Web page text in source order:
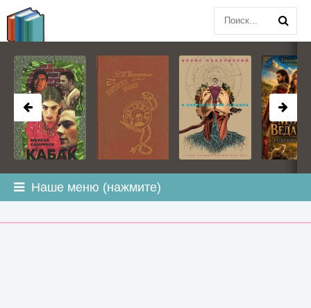
Наше меню (нажмите)
BOOKPLANETA.COM